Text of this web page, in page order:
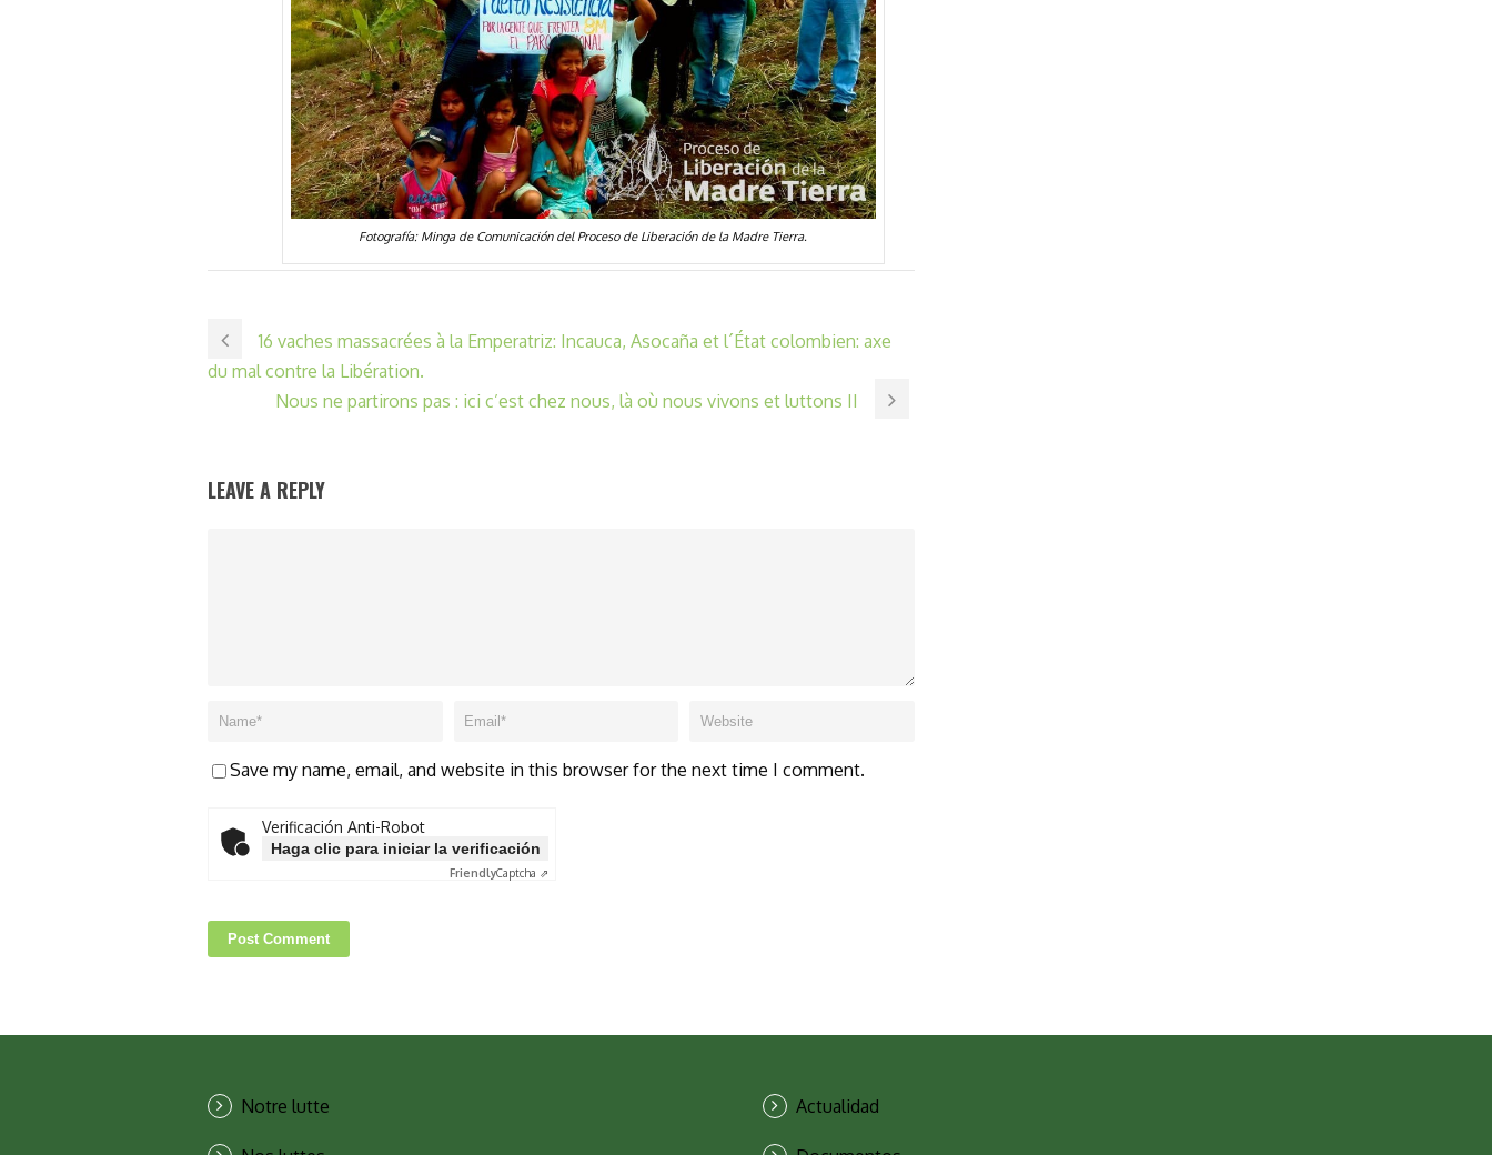
Fotografía: Minga de Comunicación del Proceso de Liberación de la Madre Tierra.
16 vaches massacrées à la Emperatriz: Incauca, Asocaña et l´État colombien: axe
du mal contre la Libération.
Nous ne partirons pas : ici c’est chez nous, là où nous vivons et luttons II
LEAVE A REPLY
Save my name, email, and website in this browser for the next time I comment.
Verificación Anti-Robot
Haga clic para iniciar la verificación
FriendlyCaptcha ⇗
Notre lutte Actualidad